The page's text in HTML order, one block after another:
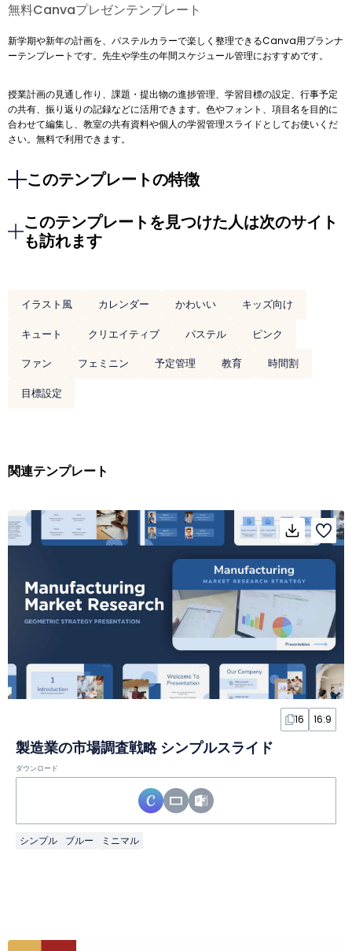
無料Canvaプレゼンテンプレート
新学期や新年の計画を、パステルカラーで楽しく整理できるCanva用プランナ
ーテンプレートです。先生や学生の年間スケジュール管理におすすめです。
授業計画の見通し作り、課題・提出物の進捗管理、学習目標の設定、行事予定
の共有、振り返りの記録などに活用できます。色やフォント、項目名を目的に
合わせて編集し、教室の共有資料や個人の学習管理スライドとしてお使いくだ
さい。無料で利用できます。
このテンプレートの特徴
このテンプレートを見つけた人は次のサイト
も訪れます
イラスト風 カレンダー かわいい
キッズ向け
キュート
クリエイティブ パステル
ピンク
ファン
フェミニン 予定管理 教育
時間割
目標設定
関連テンプレート
16 16:9
製造業の市場調査戦略 シンプルスライド
ダウンロード
シンプル ブルー ミニマル